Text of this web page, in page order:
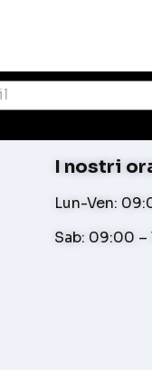
I nostri
Lun-Ven:
Sab: 09:00 –